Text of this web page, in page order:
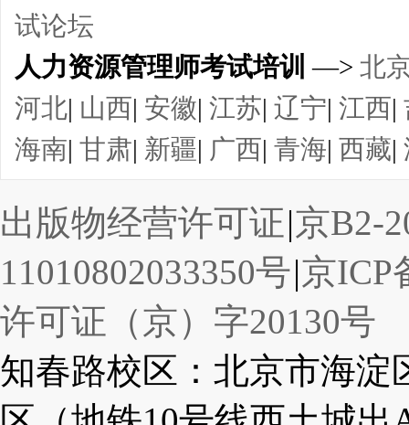
试论坛
人力资源管理师考试培训 —> 北
河北| 山西| 安徽| 江苏| 辽宁| 江西|
海南| 甘肃| 新疆| 广西| 青海| 西藏|
出版物经营许可证|京B2-
11010802033350号|京ICP
许可证（京）字20130号
知春路校区：北京市海淀